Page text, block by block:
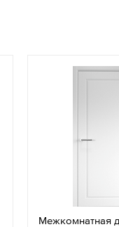
Межкомнатная